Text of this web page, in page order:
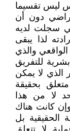
ليس تقسيما
دون أن
سجلت لديه
لذا يبقى
والذي
للتفريق
الذي لا يمكن
بحقيقة
لا من هذا
كانت هناك
الحقيقية بل